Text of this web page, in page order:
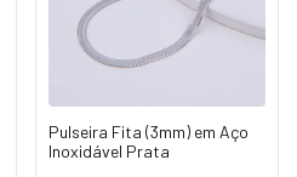
Pulseira Fita (3mm) em Aço
Inoxidável Prata